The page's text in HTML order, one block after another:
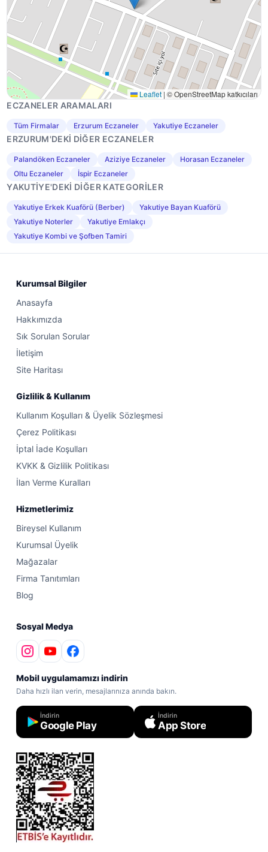
Leaflet | © OpenStreetMap katkıcıları
ECZANELER ARAMALARI
Tüm Firmalar Erzurum Eczaneler Yakutiye Eczaneler
ERZURUM'DEKI DIĞER ECZANELER
Palandöken Eczaneler Aziziye Eczaneler
Horasan Eczaneler
Oltu Eczaneler
İspir Eczaneler
YAKUTIYE'DEKI DIĞER KATEGORILER
Yakutiye Erkek Kuaförü (Berber)
Yakutiye Bayan Kuaförü
Yakutiye Noterler
Yakutiye Emlakçı
Yakutiye Kombi ve Şofben Tamiri
Kurumsal Bilgiler
Anasayfa
Hakkımızda
Sık Sorulan Sorular
İletişim
Site Haritası
Gizlilik & Kullanım
Kullanım Koşulları & Üyelik Sözleşmesi
Çerez Politikası
İptal İade Koşulları
KVKK & Gizlilik Politikası
İlan Verme Kuralları
Hizmetlerimiz
Bireysel Kullanım
Kurumsal Üyelik
Mağazalar
Firma Tanıtımları
Blog
Sosyal Medya
Mobil uygulamamızı indirin
Daha hızlı ilan verin, mesajlarınıza anında bakın.
İndirin
Google Play
İndirin
App Store
ETBİS